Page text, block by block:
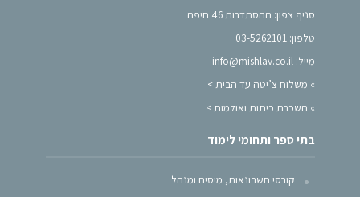
סניף צפון: ההסתדרות 46 חיפה
טלפון: 03-5262101
מייל: info@mishlav.co.il
» משלוח צ’יטה עד הבית >
» השכרת כיתות ואולמות >
בתי ספר ותחומי לימוד
קורסי חשבונאות, מיסים ומנהל